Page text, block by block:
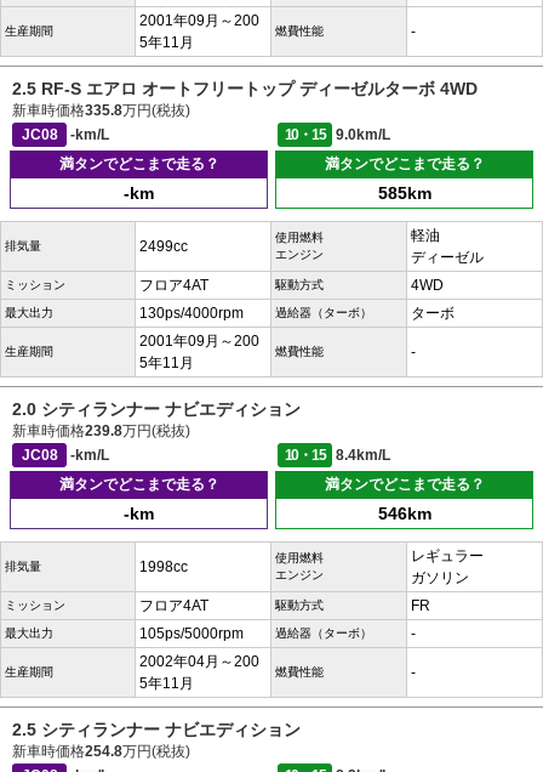
生産期間
2001年09月～200
5年11月
燃費性能 -
2.5 RF-S エアロ オートフリートップ ディーゼルターボ 4WD
新車時価格335.8万円(税抜)
JC08
-km/L 10・15
9.0km/L
満タンでどこまで走る？
-km
満タンでどこまで走る？
585km
排気量 2499cc
使用燃料
エンジン
軽油
ディーゼル
ミッション フロア4AT 駆動方式 4WD
最大出力 130ps/4000rpm 過給器（ターボ） ターボ
生産期間
2001年09月～200
5年11月
燃費性能 -
2.0 シティランナー ナビエディション
新車時価格239.8万円(税抜)
JC08
-km/L 10・15
8.4km/L
満タンでどこまで走る？
-km
満タンでどこまで走る？
546km
排気量 1998cc
使用燃料
エンジン
レギュラー
ガソリン
ミッション フロア4AT 駆動方式 FR
最大出力 105ps/5000rpm 過給器（ターボ） -
生産期間
2002年04月～200
5年11月
燃費性能 -
2.5 シティランナー ナビエディション
新車時価格254.8万円(税抜)